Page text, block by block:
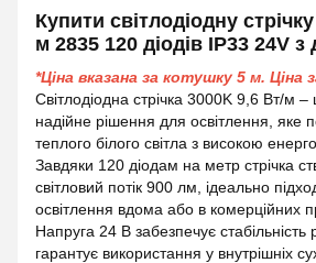
Купити світлодіодну
м 2835 120 діодів IP33 24V
*Ціна вказана за котушку 5 м. Ціна
Світлодіодна стрічка 3000K 9,6 Вт/м –
надійне рішення для освітлення, яке
теплого білого світла з високою
Завдяки 120 діодам на метр стрічка
світловий потік 900 лм, ідеально
освітлення вдома або в комерційних
Напруга 24 В забезпечує
гарантує використання у внутрішніх